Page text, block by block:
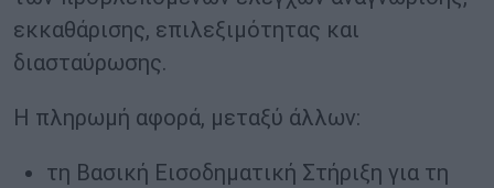
εκκαθάρισης, επιλεξιμότητας και
διασταύρωσης.
Η πληρωμή αφορά, μεταξύ άλλων:
τη Βασική Εισοδηματική Στήριξη για τη